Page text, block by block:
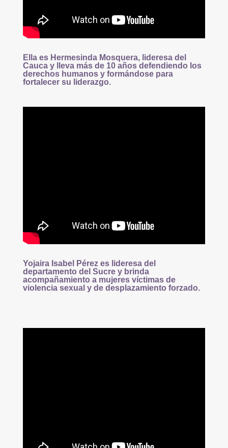
Ella es Hermesinda Mosquera, lideresa del
Cauca y
lleva más de 10 años defendiendo los
derechos humanos y formándose para
fortalecer su liderazgo.
Yojaira Isabel Pérez es lideresa del
departamento del Sucre y brinda
acompañamiento a mujeres víctimas de
violencia sexual y de desplazamiento forzado.